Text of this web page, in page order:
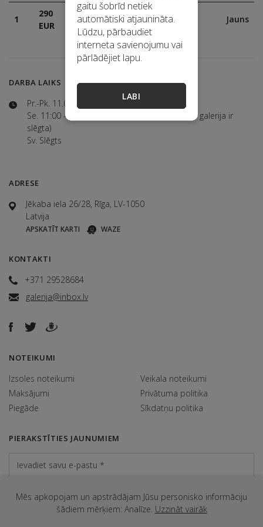
gaitu šobrīd netiek
automātiski atjaunināta.
Lūdzu, pārbaudiet
interneta savienojumu vai
pārlādējiet lapu.
LABI
1
290
EUR
Solīšana
tiešsaistē
08.02.2020
12:22:56
Jauns
DARBA LAIKS
Pr.-Pk. 11.00-18.00
Se. 11:00 - 15:00 (jūlijā un augustā sestdienās galerija ir
slēgta)
Sv. Slēgts
ADRESE
Jēkaba iela 26/28, Rīga, LV-1050
Latvija
APSKATĪT KARTI WAZE
KONTAKTI
+371 29528684
galerija@inbox.lv
NOTEIKUMI
Izsoles noteikumi
Maksājumi
Piegāde
Veikala noteikumi
Privātuma politika
Sīkdatņu politika
PIERAKSTĪTIES JAUNUMIEM
Mēs apkopojam un apstrādājam Jūsu personisko informāciju
šādiem mērķiem: Analīze. Uzzināt vairāk